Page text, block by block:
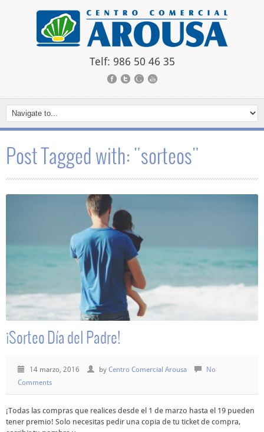
Telf: 986 50 46 35
Post Tagged with: "sorteos"
¡Sorteo Día del Padre!
14 marzo, 2016 by Centro Comercial Arousa
No
Comments
¡Todas las compras que realices desde el 1 de marzo hasta el 19 pueden
tener premio! Solo necesitas pedir una copia de tu ticket de compra,